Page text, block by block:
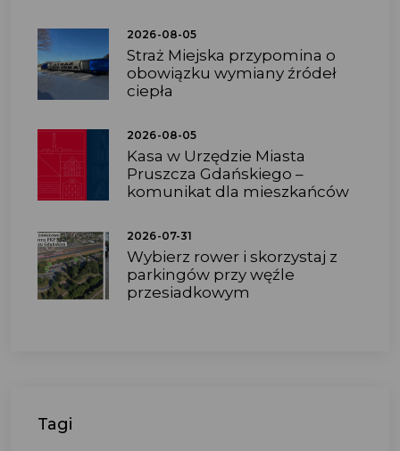
2026-08-05
Straż Miejska przypomina o
obowiązku wymiany źródeł
ciepła
2026-08-05
Kasa w Urzędzie Miasta
Pruszcza Gdańskiego –
komunikat dla mieszkańców
2026-07-31
Wybierz rower i skorzystaj z
parkingów przy węźle
przesiadkowym
Tagi